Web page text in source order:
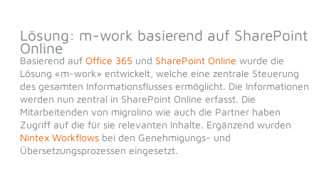
Lösung: m-work basierend auf SharePoint
Online
Basierend auf Office 365 und SharePoint Online wurde die
Lösung «m-work» entwickelt, welche eine zentrale Steuerung
des gesamten Informationsflusses ermöglicht. Die Informationen
werden nun zentral in SharePoint Online erfasst. Die
Mitarbeitenden von migrolino wie auch die Partner haben
Zugriff auf die für sie relevanten Inhalte. Ergänzend wurden
Nintex Workflowsbei den Genehmigungs- und
Übersetzungsprozessen eingesetzt.